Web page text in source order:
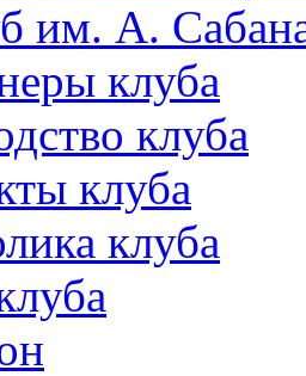
им. А.
клуба
клуба
клуба
клуба